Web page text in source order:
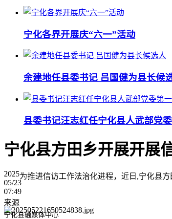
宁化各界开展庆“六一”活动
余建地任县委书记 吕国健为县长候
县委书记汪志红任宁化县人武部党
宁化县方田乡开展开展
2025
05/23
07:49
来源
宁化县融媒体中心
为推进信访工作法治化进程，近日,宁化县